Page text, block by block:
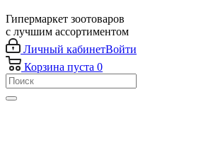
Гипермаркет зоотоваров
с лучшим ассортиментом
Личный кабинетВойти
Корзина пуста 0